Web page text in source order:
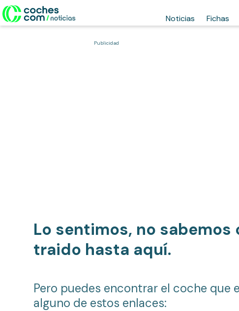
Noticias Fichas
Publicidad
Lo sentimos, no sabemos
traido hasta aquí.
Pero puedes encontrar el coche que
alguno de estos enlaces: